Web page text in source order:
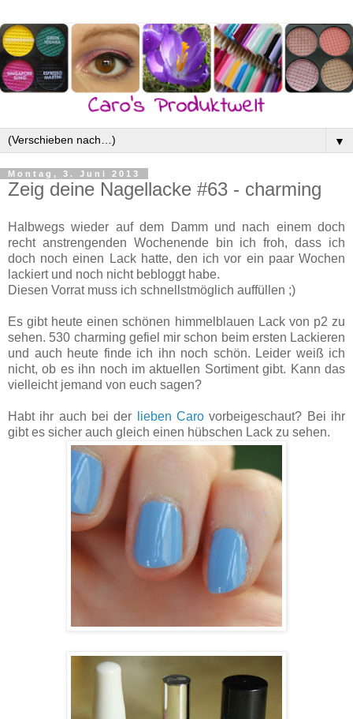
▼
Montag, 3. Juni 2013
Zeig deine Nagellacke #63 - charming
Halbwegs wieder auf dem Damm und nach einem doch
recht anstrengenden Wochenende bin ich froh, dass ich
doch noch einen Lack hatte, den ich vor ein paar Wochen
lackiert und noch nicht bebloggt habe.
Diesen Vorrat muss ich schnellstmöglich auffüllen ;)
Es gibt heute einen schönen himmelblauen Lack von p2 zu
sehen. 530 charming gefiel mir schon beim ersten Lackieren
und auch heute finde ich ihn noch schön. Leider weiß ich
nicht, ob es ihn noch im aktuellen Sortiment gibt. Kann das
vielleicht jemand von euch sagen?
Habt ihr auch bei der lieben Caro vorbeigeschaut? Bei ihr
gibt es sicher auch gleich einen hübschen Lack zu sehen.